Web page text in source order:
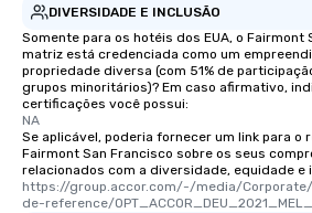
DIVERSIDADE E INCLUSÃO
Somente para os hotéis dos EUA, o Fairmont
matriz está credenciada como um
propriedade diversa (com 51% de
grupos minoritários)? Em caso afirmativo,
certificações você possui:
NA
Se aplicável, poderia fornecer um link para o
Fairmont San Francisco sobre os seus
relacionados com a diversidade, equidade e
https://group.accor.com/-/media/
de-reference/